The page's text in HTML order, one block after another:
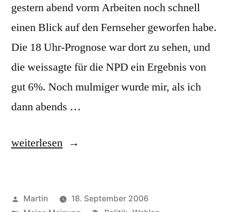
gestern abend vorm Arbeiten noch schnell
einen Blick auf den Fernseher geworfen habe.
Die 18 Uhr-Prognose war dort zu sehen, und
die weissagte für die NPD ein Ergebnis von
gut 6%. Noch mulmiger wurde mir, als ich
dann abends …
„NPD
Landtag“
weiterlesen
Veröffentlicht
Martin
18. September 2006